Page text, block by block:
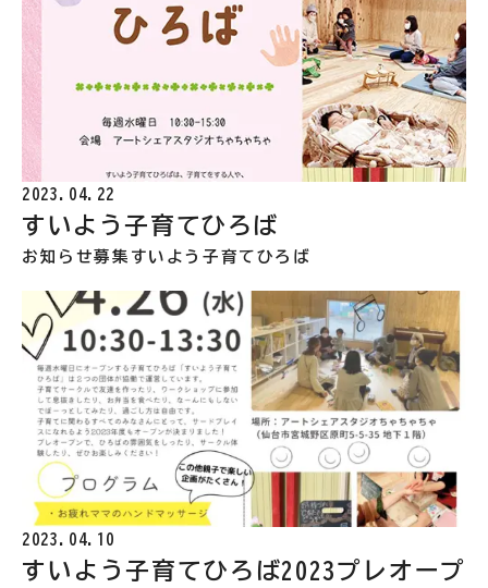
2023.04.22
すいよう子育てひろば
お知らせ募集 すいよう子育てひろば
2023.04.10
すいよう子育てひろば2023プレオープ